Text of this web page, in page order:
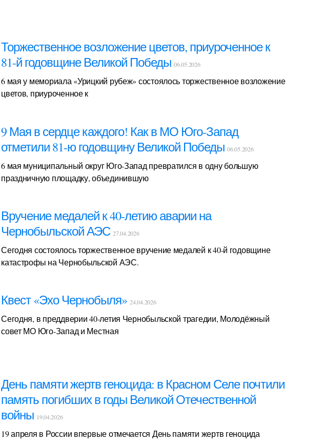
Торжественное возложение цветов, приуроченное к
81-й годовщине Великой Победы06.05.2026
6 мая у мемориала «Урицкий рубеж» состоялось торжественное возложение
цветов, приуроченное к
9 Мая в сердце каждого! Как в МО Юго-Запад
отметили 81-ю годовщину Великой Победы06.05.2026
6 мая муниципальный округ Юго-Запад превратился в одну большую
праздничную площадку, объединившую
Вручение медалей к 40-летию аварии на
Чернобыльской АЭС27.04.2026
Сегодня состоялось торжественное вручение медалей к 40-й годовщине
катастрофы на Чернобыльской АЭС.
Квест «Эхо Чернобыля»24.04.2026
Сегодня, в преддверии 40-летия Чернобыльской трагедии, Молодёжный
совет МО Юго-Запад и Местная
День памяти жертв геноцида: в Красном Селе почтили
память погибших в годы Великой Отечественной
войны 19.04.2026
19 апреля в России впервые отмечается День памяти жертв геноцида